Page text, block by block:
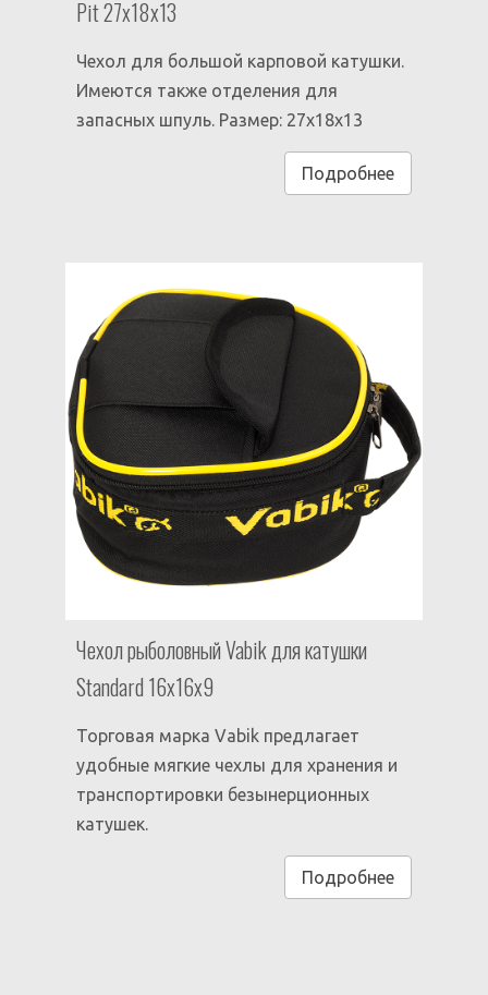
Pit 27х18х13
Чехол для большой карповой катушки.
Имеются также отделения для
запасных шпуль. Размер: 27x18x13
Подробнее
Чехол рыболовный Vabik для катушки
Standard 16х16х9
Торговая марка Vabik предлагает
удобные мягкие чехлы для хранения и
транспортировки безынерционных
катушек.
Подробнее